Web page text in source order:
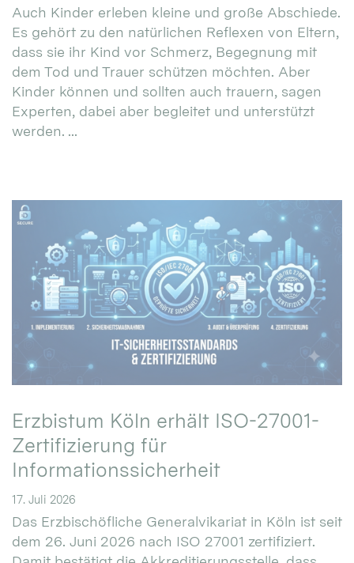
Auch Kinder erleben kleine und große Abschiede.
Es gehört zu den natürlichen Reflexen von Eltern,
dass sie ihr Kind vor Schmerz, Begegnung mit
dem Tod und Trauer schützen möchten. Aber
Kinder können und sollten auch trauern, sagen
Experten, dabei aber begleitet und unterstützt
werden. ...
Erzbistum Köln erhält ISO-27001-
Zertifizierung für
Informationssicherheit
17. Juli 2026
Das Erzbischöfliche Generalvikariat in Köln ist seit
dem 26. Juni 2026 nach ISO 27001 zertifiziert.